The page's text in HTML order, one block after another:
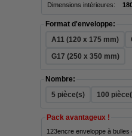
Dimensions intérieures:
Format d'enveloppe:
A11 (120 x 175 mm)
G17 (250 x 350 mm)
Nombre:
5 pièce(s)
100
Pack avantageux !
123encre enveloppe à